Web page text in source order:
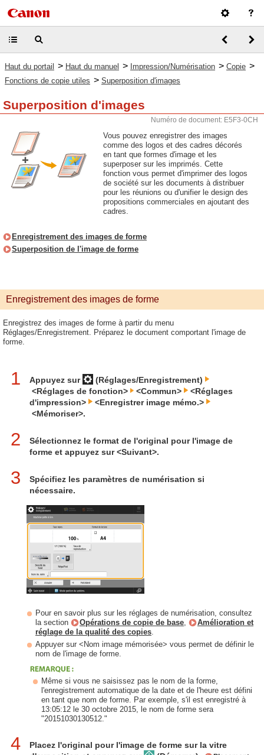
Haut du portail > Haut du manuel > Impression/Numérisation > Copie >
Fonctions de copie utiles > Superposition d'images
Superposition d'images
Numéro de document: E5F3-0CH
Vous pouvez enregistrer des images
comme des logos et des cadres décorés
en tant que formes d'image et les
superposer sur les imprimés. Cette
fonction vous permet d'imprimer des logos
de société sur les documents à distribuer
pour les réunions ou d'unifier le design des
propositions commerciales en ajoutant des
cadres.
Enregistrement des images de forme
Superposition de l'image de forme
Enregistrement des images de forme
Enregistrez des images de forme à partir du menu
Réglages/Enregistrement. Préparez le document comportant l'image de
forme.
1 Appuyez sur
(Réglages/Enregistrement)
<Réglages de fonction>
<Commun>
<Réglages
d'impression>
<Enregistrer image mémo.>
<Mémoriser>.
2
Sélectionnez le format de l'original pour l'image de
forme et appuyez sur <Suivant>.
3
Spécifiez les paramètres de numérisation si
nécessaire.
Pour en savoir plus sur les réglages de numérisation, consultez
la section
Opérations de copie de base,
Amélioration et
réglage de la qualité des copies.
Appuyer sur <Nom image mémorisée> vous permet de définir le
nom de l'image de forme.
Même si vous ne saisissez pas le nom de la forme,
l'enregistrement automatique de la date et de l'heure est défini
en tant que nom de forme. Par exemple, s'il est enregistré à
13:05:12 le 30 octobre 2015, le nom de forme sera
"20151030130512."
4
Placez l'original pour l'image de forme sur la vitre